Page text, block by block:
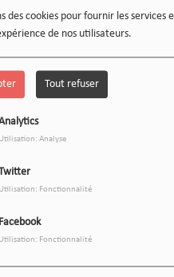
des cookies pour fournir les
de nos utilisateurs.
Tout refuser
Utilisation: Analyse
Utilisation: Fonctionnalité
Facebook
Utilisation: Fonctionnalité